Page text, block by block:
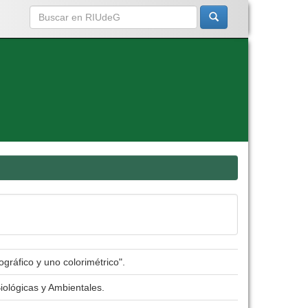
y uno colorimétrico".
y Ambientales.